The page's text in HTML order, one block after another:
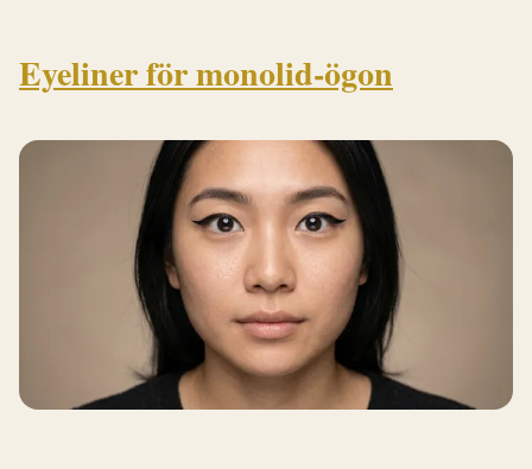
Eyeliner för monolid-ögon